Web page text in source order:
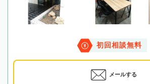
初回相談無料
メールする